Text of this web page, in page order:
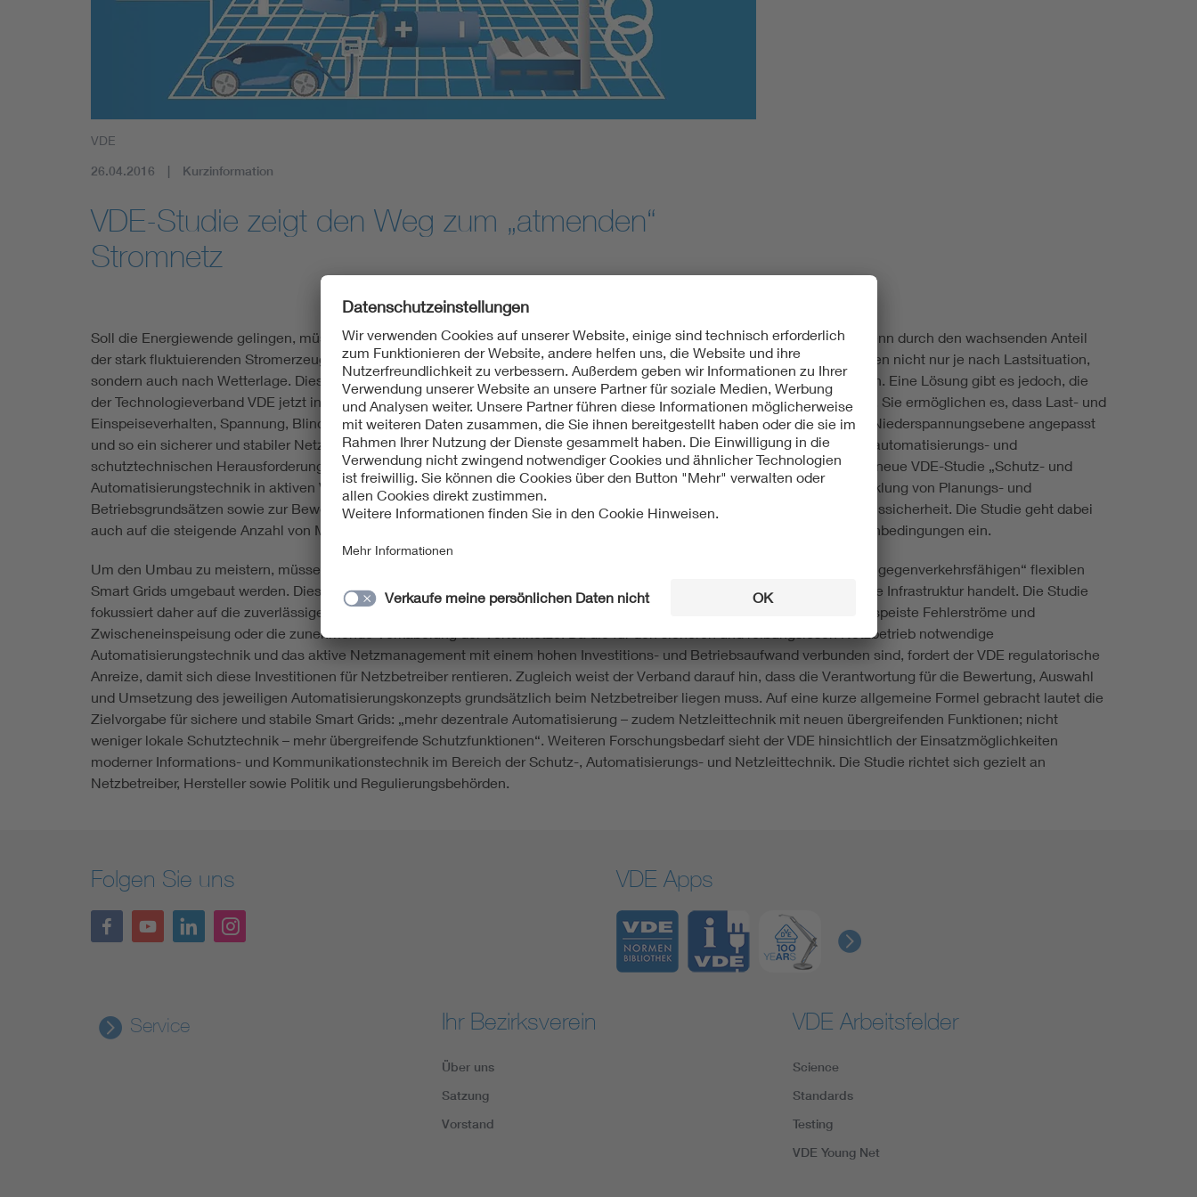
Standards
Energy storage
Functional safety
VDE
26.04.2016 Kurzinformation
VDE-Studie zeigt den Weg zum „atmenden“
Stromnetz
Soll die Energiewende gelingen, müssen die Stromverteilnetze jetzt bedarfsorientiert umgebaut und flexibilisiert werden. Denn durch den wachsenden Anteil
der stark fluktuierenden Stromerzeugung aus erneuerbaren Energiequellen ändern sich die Energieflüsse in den Verteilnetzen nicht nur je nach Lastsituation,
sondern auch nach Wetterlage. Dies stellt die Verteilnetze vor erhebliche wirtschaftliche wie technische Herausforderungen. Eine Lösung gibt es jedoch, die
der Technologieverband VDE jetzt in einer neuen Studie aufzeigt: Den Umbau der Stromverteilnetze in „aktive Verteilnetze“. Sie ermöglichen es, dass Last- und
Einspeiseverhalten, Spannung, Blindleistung, Netzschutzparameter und Netztopologie, situativ und automatisch bis in die Niederspannungsebene angepasst
und so ein sicherer und stabiler Netzbetrieb auch bei höherer dezentraler Einspeisung gewährleistet werden kann. Welche automatisierungs- und
schutztechnischen Herausforderungen mit dem Umbau hin zu einem flexiblen, „atmenden Netz“ verbunden sind, zeigt die neue VDE-Studie „Schutz- und
Automatisierungstechnik in aktiven Verteilnetzen“. Sie dient gleichzeitig als Leitfaden für die Erarbeitung und Weiterentwicklung von Planungs- und
Betriebsgrundsätzen sowie zur Bewertung von Lösungskonzepten und berücksichtigt alle Anforderungen an die Informationssicherheit. Die Studie geht dabei
auch auf die steigende Anzahl von Marktteilnehmern, neue Geschäftsmodelle sowie geänderte ordnungspolitische Rahmenbedingungen ein.
Um den Umbau zu meistern, müssen die klassischen „Einbahnstraßen“-Verteilnetze mit IT-Intelligenz ausgestattet und zu „gegenverkehrsfähigen“ flexiblen
Smart Grids umgebaut werden. Diese Aufgabe ist umso anspruchsvoller, als es sich bei Stromverteilnetzen um eine kritische Infrastruktur handelt. Die Studie
fokussiert daher auf die zuverlässige, sichere und schnelle Erkennung von Fehlerzuständen wie zum Beispiel zweiseitig gespeiste Fehlerströme und
Zwischeneinspeisung oder die zunehmende Verkabelung der Verteilnetze. Da die für den sicheren und reibungslosen Netzbetrieb notwendige
Automatisierungstechnik und das aktive Netzmanagement mit einem hohen Investitions- und Betriebsaufwand verbunden sind, fordert der VDE regulatorische
Anreize, damit sich diese Investitionen für Netzbetreiber rentieren. Zugleich weist der Verband darauf hin, dass die Verantwortung für die Bewertung, Auswahl
und Umsetzung des jeweiligen Automatisierungskonzepts grundsätzlich beim Netzbetreiber liegen muss. Auf eine kurze allgemeine Formel gebracht lautet die
Zielvorgabe für sichere und stabile Smart Grids: „mehr dezentrale Automatisierung – zudem Netzleittechnik mit neuen übergreifenden Funktionen; nicht
weniger lokale Schutztechnik – mehr übergreifende Schutzfunktionen“. Weiteren Forschungsbedarf sieht der VDE hinsichtlich der Einsatzmöglichkeiten
moderner Informations- und Kommunikationstechnik im Bereich der Schutz-, Automatisierungs- und Netzleittechnik. Die Studie richtet sich gezielt an
Netzbetreiber, Hersteller sowie Politik und Regulierungsbehörden.
Folgen Sie uns VDE Apps
Service Ihr Bezirksverein
Über uns
Satzung
Vorstand
VDE Arbeitsfelder
Science
Standards
Testing
VDE Young Net